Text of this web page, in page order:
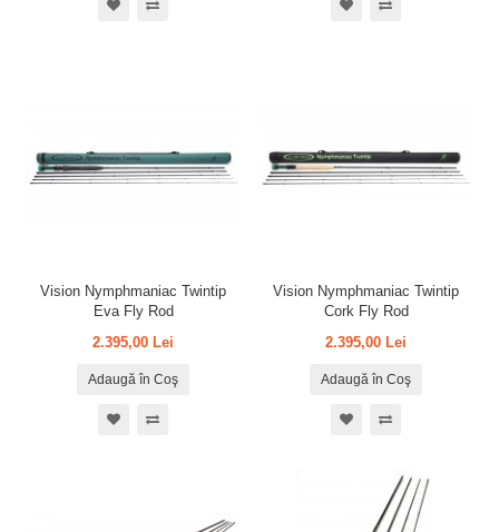
Vision Nymphmaniac Twintip
Eva Fly Rod
2.395,00 Lei
Adaugă în Coş
Vision Nymphmaniac Twintip
Cork Fly Rod
2.395,00 Lei
Adaugă în Coş